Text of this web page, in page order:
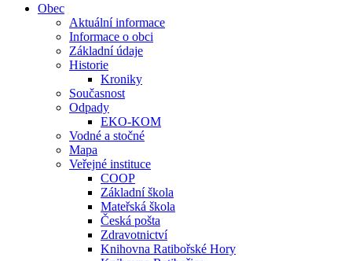
Obec
Aktuální informace
Informace o obci
Základní údaje
Historie
Kroniky
Současnost
Odpady
EKO-KOM
Vodné a stočné
Mapa
Veřejné instituce
COOP
Základní škola
Mateřská škola
Česká pošta
Zdravotnictví
Knihovna Ratibořské Hory